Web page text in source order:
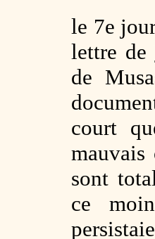
le 7e
lettre de
de
court
mauvais
sont
ce